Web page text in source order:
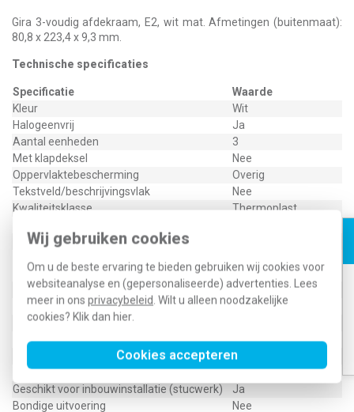
Wij gebruiken cookies
Om u de beste ervaring te bieden gebruiken wij cookies voor
websiteanalyse en (gepersonaliseerde) advertenties. Lees
meer in ons privacybeleid . Wilt u alleen noodzakelijke
cookies? Klik dan hier
Cookies accepteren
Gira 3-voudig afdekraam, E2, wit mat. Afmetingen (buitenmaat):
80,8 x 223,4 x 9,3 mm.
Technische specificaties
Specificatie
Waarde
Kleur
Wit
Halogeenvrij
Ja
Aantal eenheden
3
Met klapdeksel
Nee
Oppervlaktebescherming
Overig
Tekstveld/beschrijvingsvlak
Nee
Kwaliteitsklasse
Thermoplast
Bevestigingswijze
Montagerichting
verticaal
RAL-nummer (vergelijkbaar)
9010
Beschermingsgraad (IP)
IP20
Geschikt voor vloerpot
Transparant
Nee
Uitvoering oppervlakte
Mat
Geschikt voor wandgoot
Ja
Geschikt voor inbouwinstallatie (stucwerk)
Ja
Bondige uitvoering
Nee